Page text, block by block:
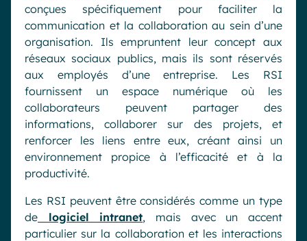
conçues spécifiquement pour faciliter la
communication et la collaboration au sein d’une
organisation. Ils empruntent leur concept aux
réseaux sociaux publics, mais ils sont réservés
aux employés d’une entreprise. Les RSI
fournissent un espace numérique où les
collaborateurs peuvent partager des
informations, collaborer sur des projets, et
renforcer les liens entre eux, créant ainsi un
environnement propice à l’efficacité et à la
productivité.
Les RSI peuvent être considérés comme un type
de logiciel intranet, mais avec un accent
particulier sur la collaboration et les interactions